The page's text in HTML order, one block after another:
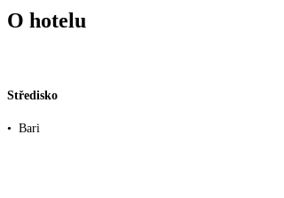
O hotelu
Středisko
• Bari